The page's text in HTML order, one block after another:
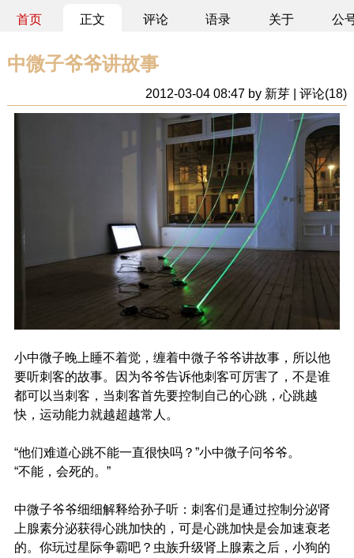
首页 正文 评论 语录 关于 公
中微子爷爷讲故事
2012-03-04 08:47 by 新芽 | 评论(18)
小中微子晚上睡不着觉，缠着中微子爷爷讲故事，所以他
要听刺客的故事。因为爷爷告诉他刺客可厉害了，不是谁
都可以当刺客，当刺客首先要控制自己的心跳，心跳越
快，运动能力就越超越常人。
“他们难道心跳不能一直很快吗？”小中微子问爷爷。
“不能，会死的。”
中微子爷爷细细解释给孙子听：刺客们是通过控制分泌肾
上腺素分泌获得心跳加快的，可是心跳加快是会加速衰老
的。你玩过星际争霸吧？虫族升级肾上腺素之后，小狗的